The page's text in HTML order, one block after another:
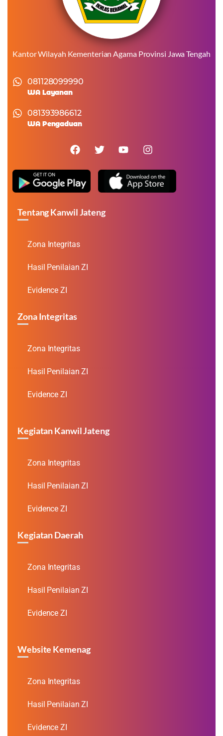
Kantor Wilayah Kementerian Agama Provinsi Jawa Tengah
081128099990
WA Layanan
081393986612
WA Pengaduan
Tentang Kanwil Jateng
Zona Integritas
Hasil Penilaian ZI
Evidence ZI
Zona Integritas
Zona Integritas
Hasil Penilaian ZI
Evidence ZI
Kegiatan Kanwil Jateng
Zona Integritas
Hasil Penilaian ZI
Evidence ZI
Kegiatan Daerah
Zona Integritas
Hasil Penilaian ZI
Evidence ZI
Website Kemenag
Zona Integritas
Hasil Penilaian ZI
Evidence ZI